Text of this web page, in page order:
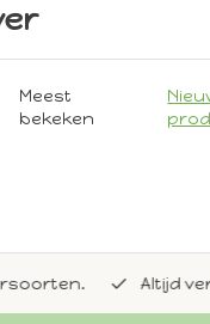
Meest
bekeken
Altijd vers,